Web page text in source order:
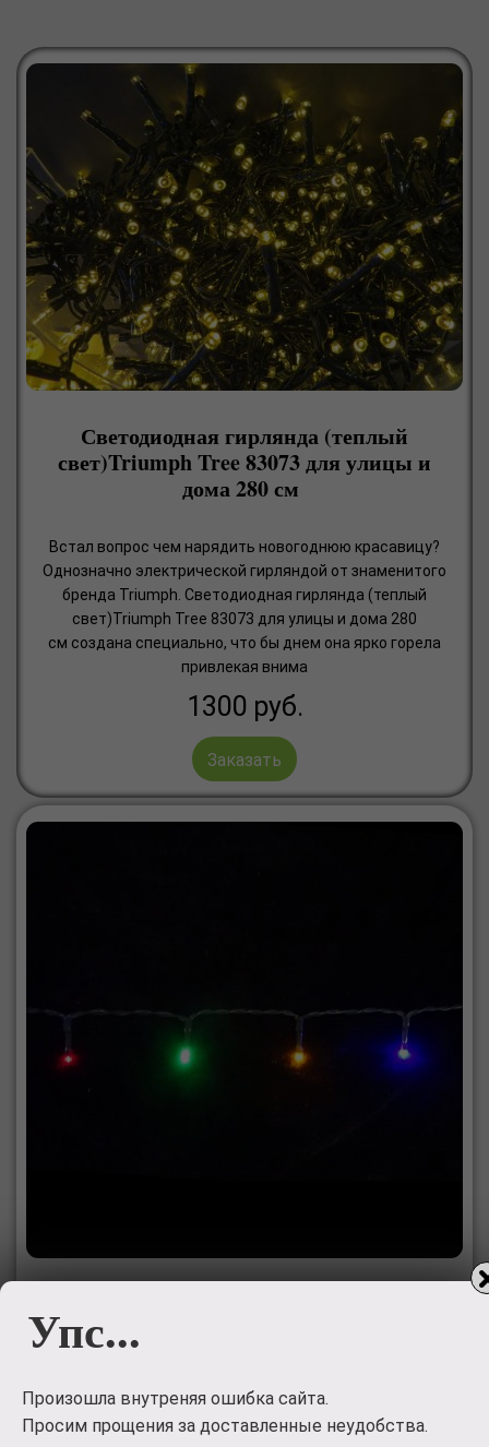
Светодиодная гирлянда (теплый
свет)Triumph Tree 83073 для улицы и
дома 280 см
Встал вопрос чем нарядить новогоднюю красавицу?
Однозначно электрической гирляндой от знаменитого
бренда Triumph. Светодиодная гирлянда (теплый
свет)Triumph Tree 83073 для улицы и дома 280
см создана специально, что бы днем она ярко горела
привлекая внима
1300 руб.
Заказать
таймером (мультиколор) Luca lights
Светодиодная гирлянда на батарейках с таймером
(мультиколор) Luca lights 83087 360 см подходит для
Упс...
Произошла внутреняя ошибка сайта.
Просим прощения за доставленные неудобства.